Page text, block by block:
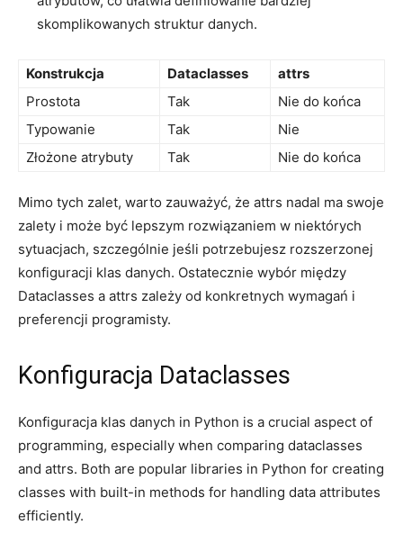
skomplikowanych struktur danych.
Konstrukcja Dataclasses
attrs
Prostota
Tak
Nie do ​końca
Typowanie
Tak
Nie
Złożone atrybuty
Tak Nie do końca
Mimo tych⁣ zalet, warto⁣ zauważyć, że attrs nadal ma swoje⁢
zalety ‌i może być lepszym rozwiązaniem w niektórych
sytuacjach, szczególnie jeśli potrzebujesz⁤ rozszerzonej
konfiguracji klas danych. ‌Ostatecznie wybór między
Dataclasses⁣ a attrs zależy⁤ od konkretnych wymagań i
preferencji programisty.
Konfiguracja ‍Dataclasses
Konfiguracja klas ‌danych ‌in⁣ Python is‍ a crucial aspect of
programming, especially ⁢when comparing dataclasses
⁣and attrs. Both ⁤are‌ popular libraries in Python ​for⁣ creating
classes with built-in ‍methods for handling data‌ attributes
efficiently.